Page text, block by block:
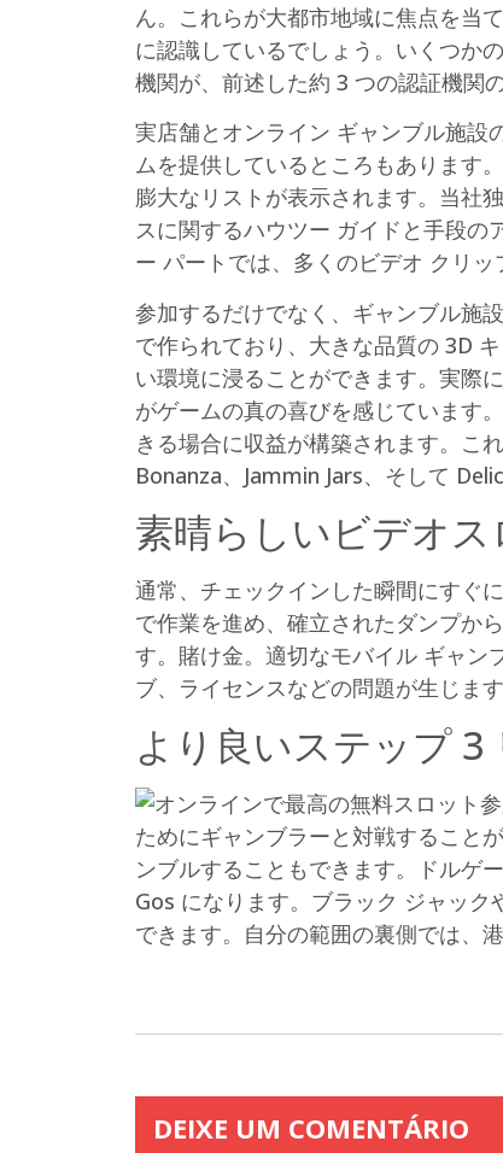
ん。これらが大都市地域に焦点を当
に認識しているでしょう。いくつか
機関が、前述した約 3 つの認証機関
実店舗とオンライン ギャンブル施設
ムを提供しているところもあります
膨大なリストが表示されます。当社
スに関するハウツー ガイドと手段の
ー パートでは、多くのビデオ クリ
参加するだけでなく、ギャンブル施
で作られており、大きな品質の 3D
い環境に浸ることができます。実
がゲームの真の喜びを感じています
きる場合に収益が構築されます。こ
Bonanza、Jammin Jars、そして
素晴らしいビデオ
通常、チェックインした瞬間にすぐ
で作業を進め、確立されたダンプか
す。賭け金。適切なモバイル ギャン
ブ、ライセンスなどの問題が生じます
より良いステップ 3
ためにギャンブラーと対戦すること
ンブルすることもできます。ドルゲ
Gos になります。ブラック ジャッ
できます。自分の範囲の裏側では、
DEIXE UM COMENTÁRIO